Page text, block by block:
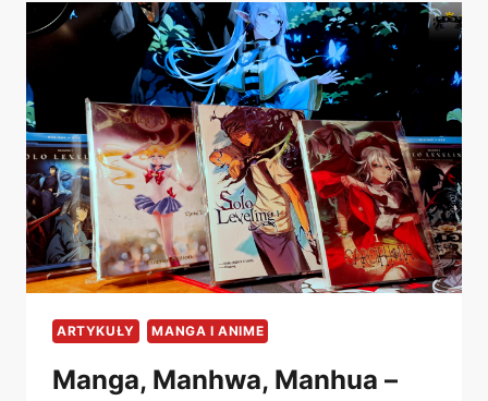
CZYM
SIĘ
RÓŻNIĄ?
ARTYKUŁY MANGA I ANIME
Manga, Manhwa, Manhua –